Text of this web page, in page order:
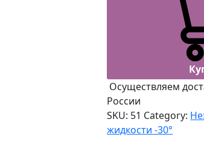
Осуществляем
России
SKU: 51 Category:
жидкости -30°